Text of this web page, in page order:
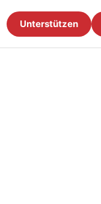
Unterstützen